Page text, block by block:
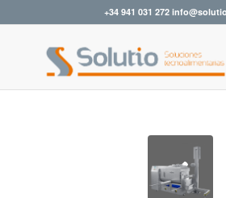
+34 941 031 272